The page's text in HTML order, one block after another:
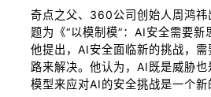
奇点之父、360公司创始人周鸿祎
题为《“以模制模”：AI安全需要新
他提出，AI安全面临新的挑战，需
路来解决。他认为，AI既是威胁
模型来应对AI的安全挑战是一个新